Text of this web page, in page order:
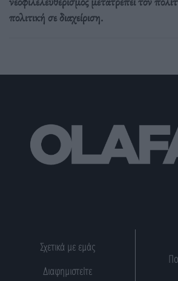
πολιτική σε διαχείριση.
Σχετικά με εμάς
Διαφημιστείτε